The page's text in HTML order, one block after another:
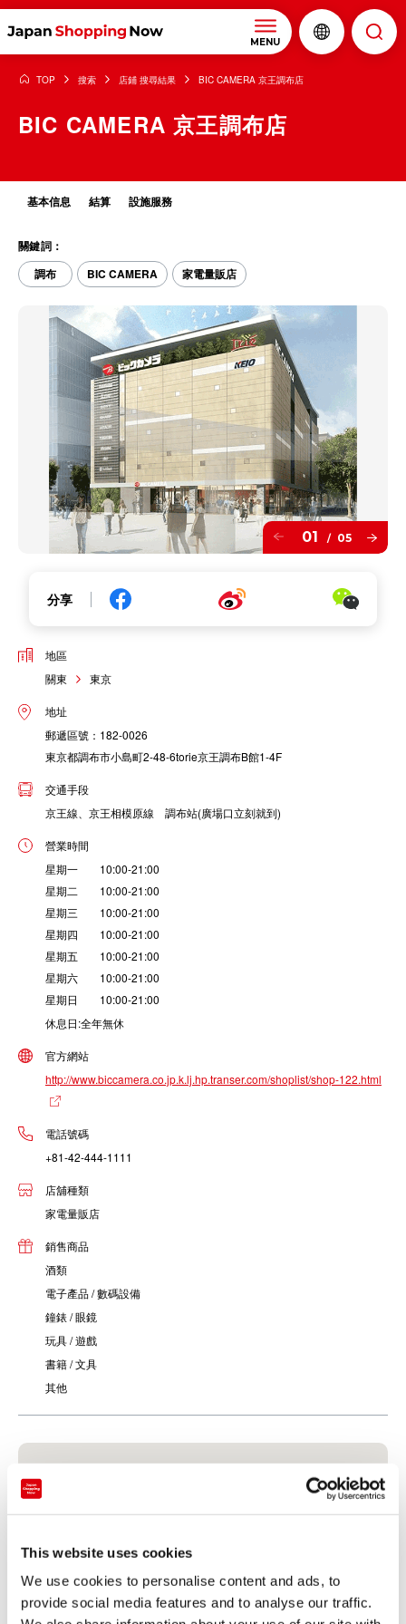
This website uses cookies
We use cookies to personalise content and ads, to
provide social media features and to analyse our traffic.
MENU
TOP 搜索 店鋪 搜尋結果 BIC CAMERA 京王調布店
BIC CAMERA 京王調布店
基本信息 結算 設施服務
關鍵詞：
調布
BIC CAMERA 家電量販店
01 / 05
分享
地區
關東
東京
地址
郵遞區號：182-0026
東京都調布市小島町2-48-6torie京王調布B館1-4F
交通手段
京王線、京王相模原線 調布站(廣場口立刻就到)
營業時間
星期一 10:00-21:00
星期二 10:00-21:00
星期三 10:00-21:00
星期四 10:00-21:00
星期五 10:00-21:00
星期六 10:00-21:00
星期日 10:00-21:00
休息日:全年無休
官方網站
http://www.biccamera.co.jp.k.lj.hp.transer.com/shoplist/shop-122.html
電話號碼
+81-42-444-1111
店舖種類
家電量販店
銷售商品
酒類
電子產品 / 數碼設備
鐘錶 / 眼鏡
玩具 / 遊戲
書籍 / 文具
其他